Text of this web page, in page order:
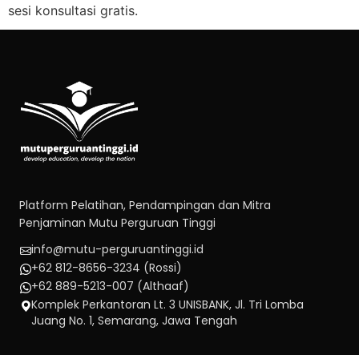
sesi konsultasi gratis.
Platform Pelatihan, Pendampingan dan Mitra
Penjaminan Mutu Perguruan Tinggi
info@mutu-perguruantinggi.id
+62 812-8656-3234 (Rossi)
+62 889-5213-007 (Althaaf)
Komplek Perkantoran Lt. 3 UNISBANK, Jl. Tri Lomba
Juang No. 1, Semarang, Jawa Tengah